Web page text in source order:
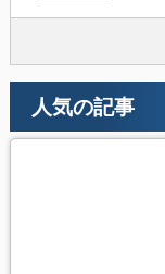
人気の記事